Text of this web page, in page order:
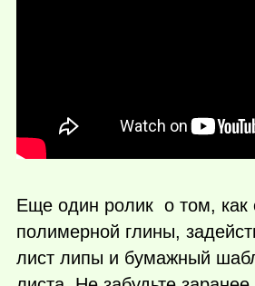
Еще один ролик о том, как
полимерной глины,
лист липы и бумажный